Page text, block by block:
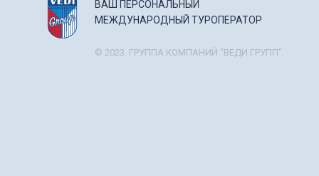
ВАШ ПЕРСОНАЛЬНЫЙ
МЕЖДУНАРОДНЫЙ ТУРОПЕРАТОР
© 2023. ГРУППА КОМПАНИЙ "ВЕДИ ГРУПП".